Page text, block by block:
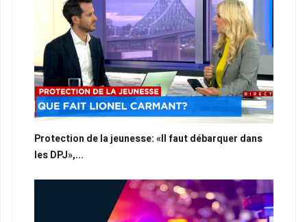
Protection de la jeunesse: «Il faut débarquer dans
les DPJ»,...